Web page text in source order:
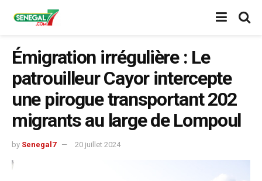
Émigration irrégulière : Le
patrouilleur Cayor intercepte
une pirogue transportant 202
migrants au large de Lompoul
by Senegal7 20 juillet 2024